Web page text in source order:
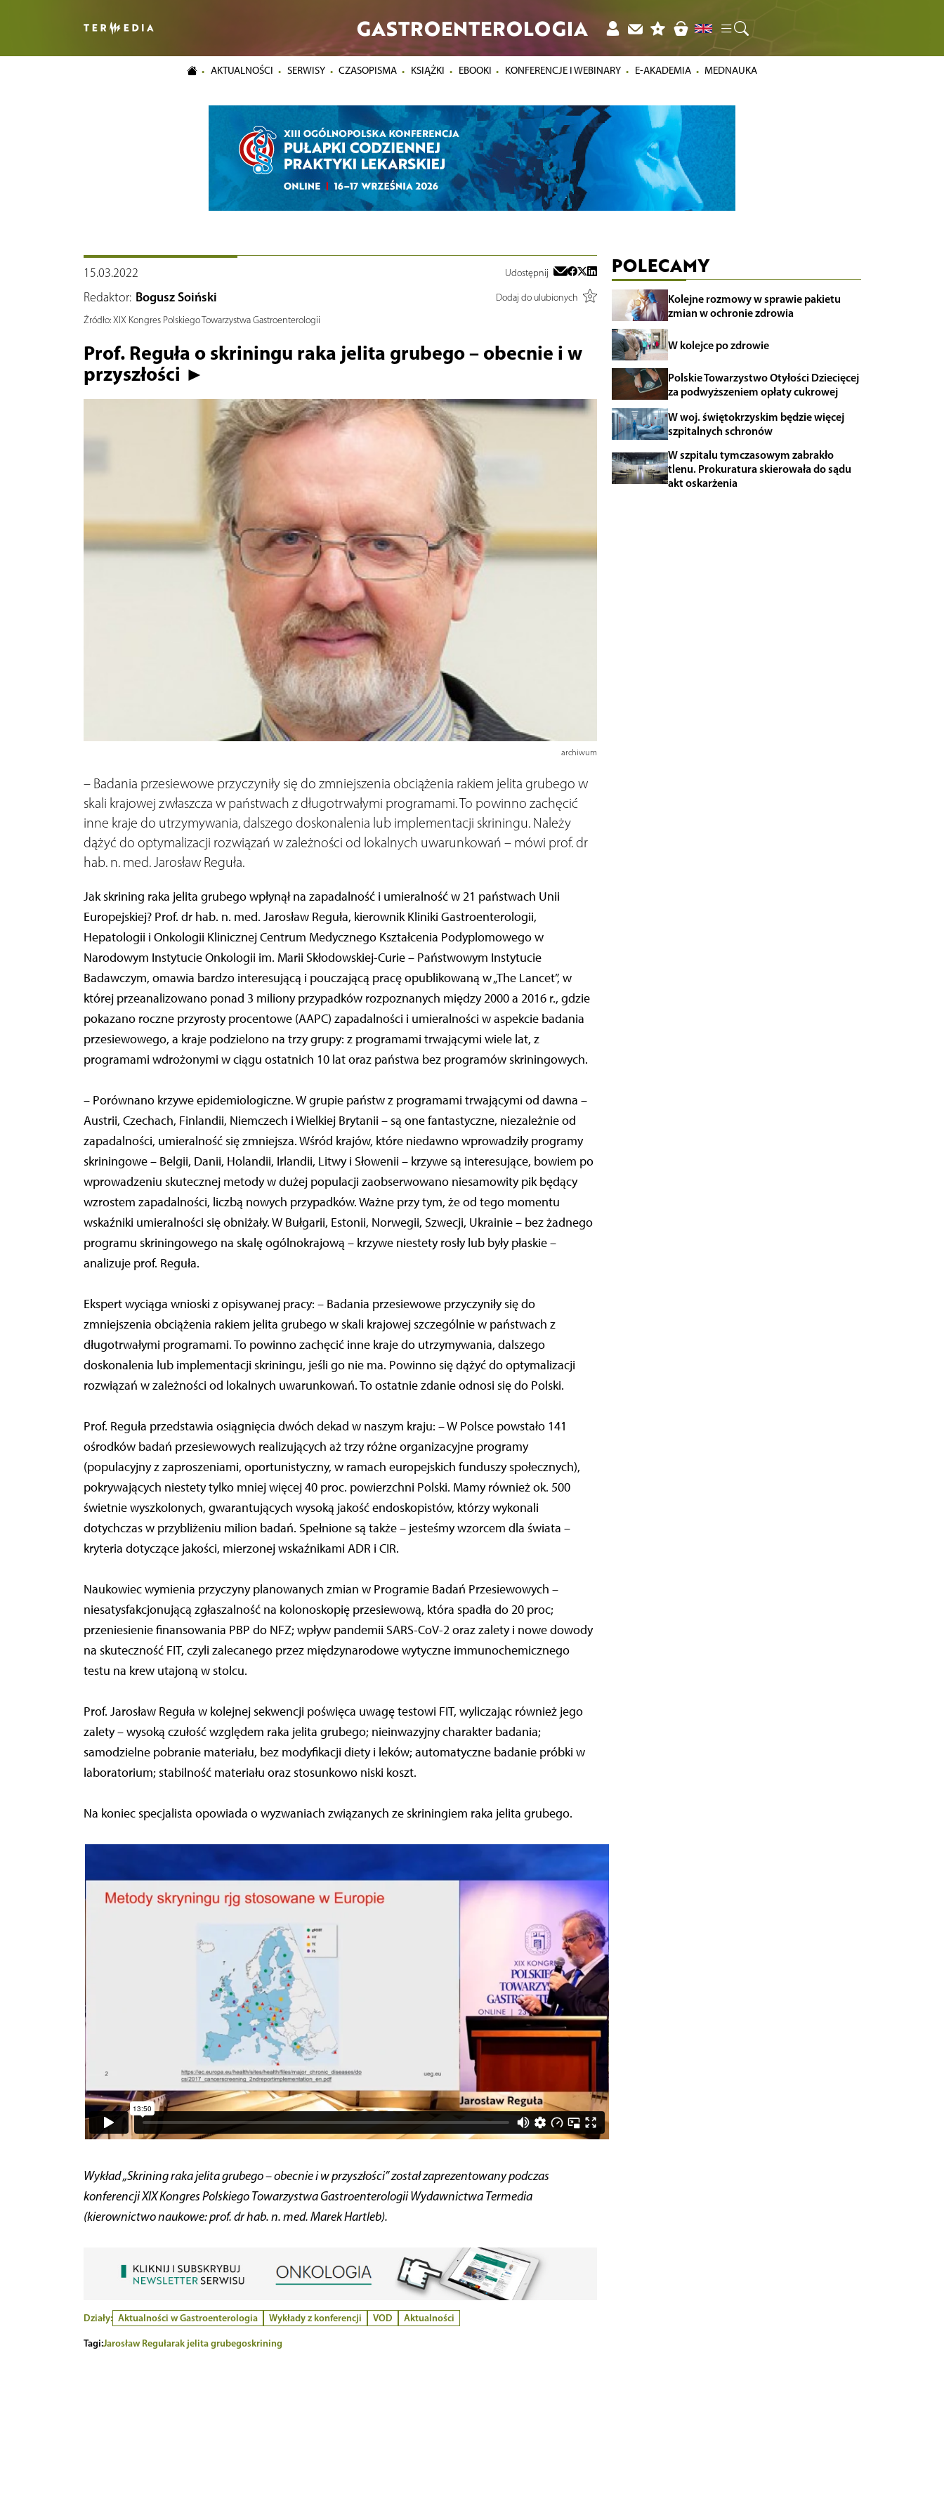
GASTROENTEROLOGIA
AKTUALNOŚCI SERWISY CZASOPISMA KSIĄŻKI EBOOKI KONFERENCJE I WEBINARY E-AKADEMIA MEDNAUKA
15.03.2022 Udostępnij
Redaktor: Bogusz Soiński
Dodaj do ulubionych
Źródło:XIX Kongres Polskiego Towarzystwa Gastroenterologii
Prof. Reguła o skriningu raka jelita grubego – obecnie i w
przyszłości ►
archiwum
– Badania przesiewowe przyczyniły się do zmniejszenia obciążenia rakiem jelita grubego w
skali krajowej zwłaszcza w państwach z długotrwałymi programami. To powinno zachęcić
inne kraje do utrzymywania, dalszego doskonalenia lub implementacji skriningu. Należy
dążyć do optymalizacji rozwiązań w zależności od lokalnych uwarunkowań – mówi prof. dr
hab. n. med. Jarosław Reguła.
Jak skrining raka jelita grubego wpłynął na zapadalność i umieralność w 21 państwach Unii
Europejskiej? Prof. dr hab. n. med. Jarosław Reguła, kierownik Kliniki Gastroenterologii,
Hepatologii i Onkologii Klinicznej Centrum Medycznego Kształcenia Podyplomowego w
Narodowym Instytucie Onkologii im. Marii Skłodowskiej-Curie – Państwowym Instytucie
Badawczym, omawia bardzo interesującą i pouczającą pracę opublikowaną w „The Lancet”, w
której przeanalizowano ponad 3 miliony przypadków rozpoznanych między 2000 a 2016 r., gdzie
pokazano roczne przyrosty procentowe (AAPC) zapadalności i umieralności w aspekcie badania
przesiewowego, a kraje podzielono na trzy grupy: z programami trwającymi wiele lat, z
programami wdrożonymi w ciągu ostatnich 10 lat oraz państwa bez programów skriningowych.
– Porównano krzywe epidemiologiczne. W grupie państw z programami trwającymi od dawna –
Austrii, Czechach, Finlandii, Niemczech i Wielkiej Brytanii – są one fantastyczne, niezależnie od
zapadalności, umieralność się zmniejsza. Wśród krajów, które niedawno wprowadziły programy
skriningowe – Belgii, Danii, Holandii, Irlandii, Litwy i Słowenii – krzywe są interesujące, bowiem po
wprowadzeniu skutecznej metody w dużej populacji zaobserwowano niesamowity pik będący
wzrostem zapadalności, liczbą nowych przypadków. Ważne przy tym, że od tego momentu
wskaźniki umieralności się obniżały. W Bułgarii, Estonii, Norwegii, Szwecji, Ukrainie – bez żadnego
programu skriningowego na skalę ogólnokrajową – krzywe niestety rosły lub były płaskie –
analizuje prof. Reguła.
Ekspert wyciąga wnioski z opisywanej pracy: – Badania przesiewowe przyczyniły się do
zmniejszenia obciążenia rakiem jelita grubego w skali krajowej szczególnie w państwach z
długotrwałymi programami. To powinno zachęcić inne kraje do utrzymywania, dalszego
doskonalenia lub implementacji skriningu, jeśli go nie ma. Powinno się dążyć do optymalizacji
rozwiązań w zależności od lokalnych uwarunkowań. To ostatnie zdanie odnosi się do Polski.
Prof. Reguła przedstawia osiągnięcia dwóch dekad w naszym kraju: – W Polsce powstało 141
ośrodków badań przesiewowych realizujących aż trzy różne organizacyjne programy
(populacyjny z zaproszeniami, oportunistyczny, w ramach europejskich funduszy społecznych),
pokrywających niestety tylko mniej więcej 40 proc. powierzchni Polski. Mamy również ok. 500
świetnie wyszkolonych, gwarantujących wysoką jakość endoskopistów, którzy wykonali
dotychczas w przybliżeniu milion badań. Spełnione są także – jesteśmy wzorcem dla świata –
kryteria dotyczące jakości, mierzonej wskaźnikami ADR i CIR.
Naukowiec wymienia przyczyny planowanych zmian w Programie Badań Przesiewowych –
niesatysfakcjonującą zgłaszalność na kolonoskopię przesiewową, która spadła do 20 proc;
przeniesienie finansowania PBP do NFZ; wpływ pandemii SARS-CoV-2 oraz zalety i nowe dowody
na skuteczność FIT, czyli zalecanego przez międzynarodowe wytyczne immunochemicznego
testu na krew utajoną w stolcu.
Prof. Jarosław Reguła w kolejnej sekwencji poświęca uwagę testowi FIT, wyliczając również jego
zalety – wysoką czułość względem raka jelita grubego; nieinwazyjny charakter badania;
samodzielne pobranie materiału, bez modyfikacji diety i leków; automatyczne badanie próbki w
laboratorium; stabilność materiału oraz stosunkowo niski koszt.
Na koniec specjalista opowiada o wyzwaniach związanych ze skriningiem raka jelita grubego.
Wykład „Skrining raka jelita grubego – obecnie i w przyszłości” został zaprezentowany podczas
konferencji XIX Kongres Polskiego Towarzystwa Gastroenterologii Wydawnictwa Termedia
(kierownictwo naukowe: prof. dr hab. n. med. Marek Hartleb).
Działy: Aktualności w Gastroenterologia Wykłady z konferencji VOD
Aktualności
Tagi:Jarosław Regułarak jelita grubegoskrining
POLECAMY
Kolejne rozmowy w sprawie pakietu
zmian w ochronie zdrowia
W kolejce po zdrowie
Polskie Towarzystwo Otyłości Dziecięcej
za podwyższeniem opłaty cukrowej
W woj. świętokrzyskim będzie więcej
szpitalnych schronów
W szpitalu tymczasowym zabrakło
tlenu. Prokuratura skierowała do sądu
akt oskarżenia